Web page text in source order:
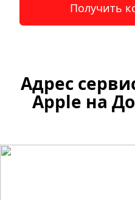
Получить
Адрес
Apple на